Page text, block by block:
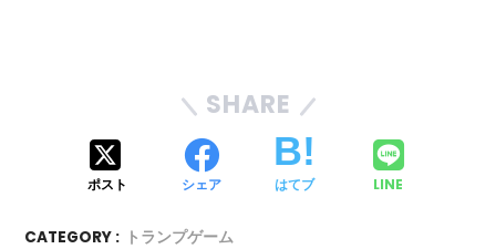
SHARE
ポスト シェア はてブ LINE
CATEGORY : トランプゲーム